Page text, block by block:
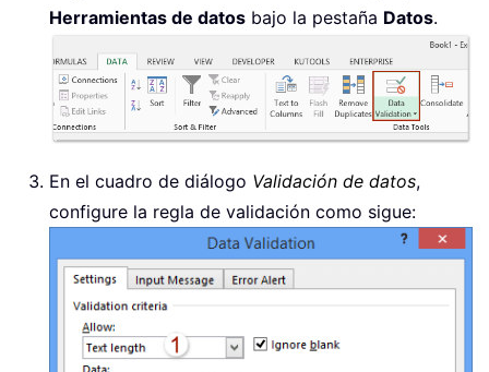
Herramientas de datos bajo la pestaña Datos.
En el cuadro de diálogo Validación de datos,
configure la regla de validación como sigue: